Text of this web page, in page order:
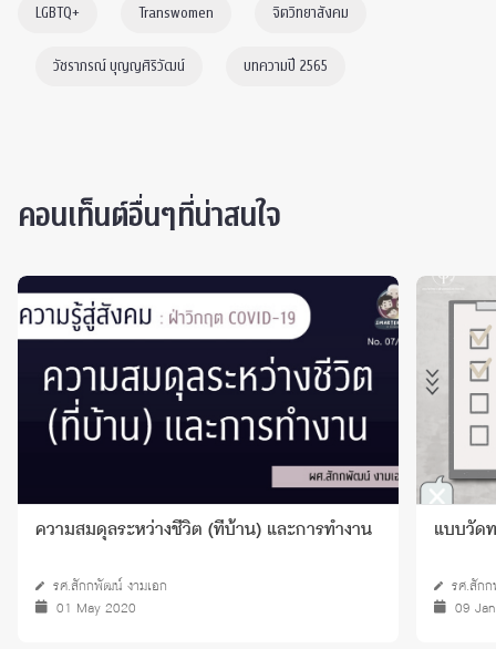
LGBTQ+ Transwomen จิตวิทยาสังคม
วัชราภรณ์ บุญญศิริวัฒน์ บทความปี 2565
คอนเท็นต์อื่นๆที่น่าสนใจ
ความสมดุลระหว่างชีวิต (ที่บ้าน) และการทำงาน
รศ.สักกพัฒน์ งามเอก
01 May 2020
แบบวัด
รศ.สัก
09